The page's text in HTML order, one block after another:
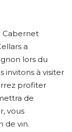
Cabernet
a
lors du
invitons à visiter
profiter
de
vous
de vin.